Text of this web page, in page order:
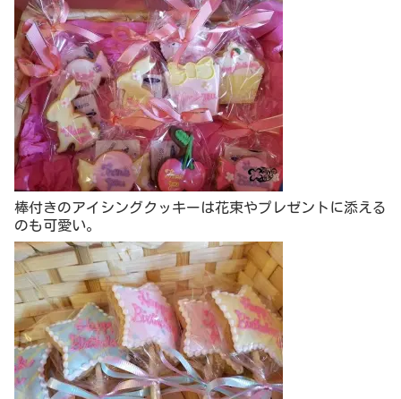
棒付きのアイシングクッキーは花束やプレゼントに添える
のも可愛い。